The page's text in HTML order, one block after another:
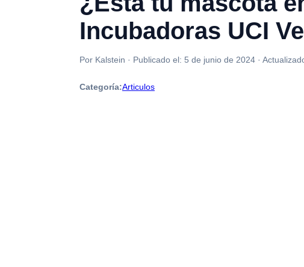
Incubadoras UCI
Por Kalstein · Publicado el: 5 de junio de 2024 ·
Categoría:Articulos